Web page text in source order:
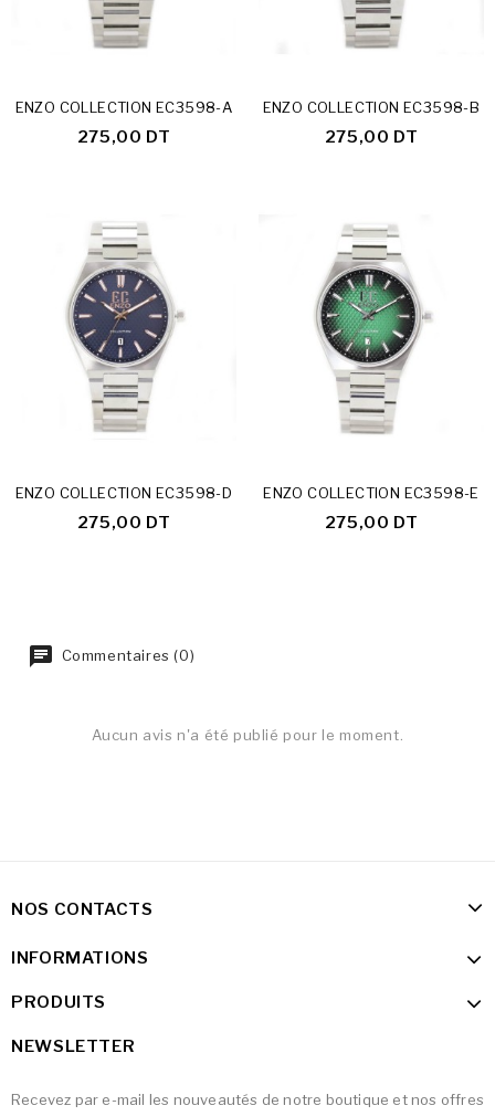
ENZO COLLECTION EC3598-A
275,00 DT
ENZO COLLECTION EC3598-B
275,00 DT
ENZO COLLECTION EC3598-D
275,00 DT
ENZO COLLECTION EC3598-E
275,00 DT
Commentaires (0)
Aucun avis n'a été publié pour le moment.
NOS CONTACTS
INFORMATIONS
PRODUITS
NEWSLETTER
Recevez par e-mail les nouveautés de notre boutique et nos offres